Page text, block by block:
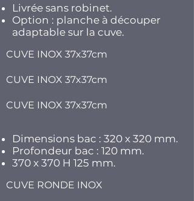
Livrée sans robinet.
Option : planche à découper
adaptable sur la cuve.
CUVE INOX 37x37cm
CUVE INOX 37x37cm
CUVE INOX 37x37cm
Dimensions bac : 320 x 320 mm.
Profondeur bac : 120 mm.
370 x 370 H 125 mm.
CUVE RONDE INOX